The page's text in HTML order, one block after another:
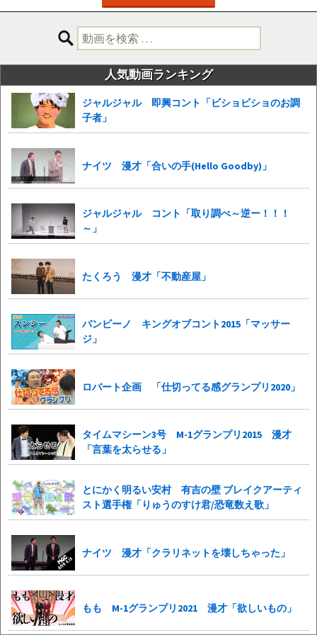
検
索:
人気動画ランキング
ジャルジャル 即興コント「ビショビショのお調
子者」
ナイツ 漫才「合いの手(Hello Goodby)」
ジャルジャル コント「取り調べ～逆ー！！！
～」
たくろう 漫才「不動産屋」
バンビーノ キングオブコント2015「マッサー
ジ」
ロバート企画 「仕切ってる感グランプリ2020」
タイムマシーン3号 M-1グランプリ2015 漫才
「言葉を太らせる」
とにかく明るい安村 有吉の壁 ブレイクアーティ
スト選手権「りゅうのすけ君/恐竜数え歌」
ナイツ 漫才「クラリネットを壊しちゃった」
もも M-1グランプリ2021 漫才「欲しいもの」